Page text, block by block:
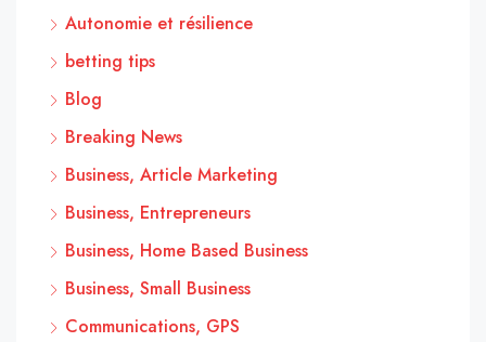
Autonomie et résilience
betting tips
Blog
Breaking News
Business, Article Marketing
Business, Entrepreneurs
Business, Home Based Business
Business, Small Business
Communications, GPS